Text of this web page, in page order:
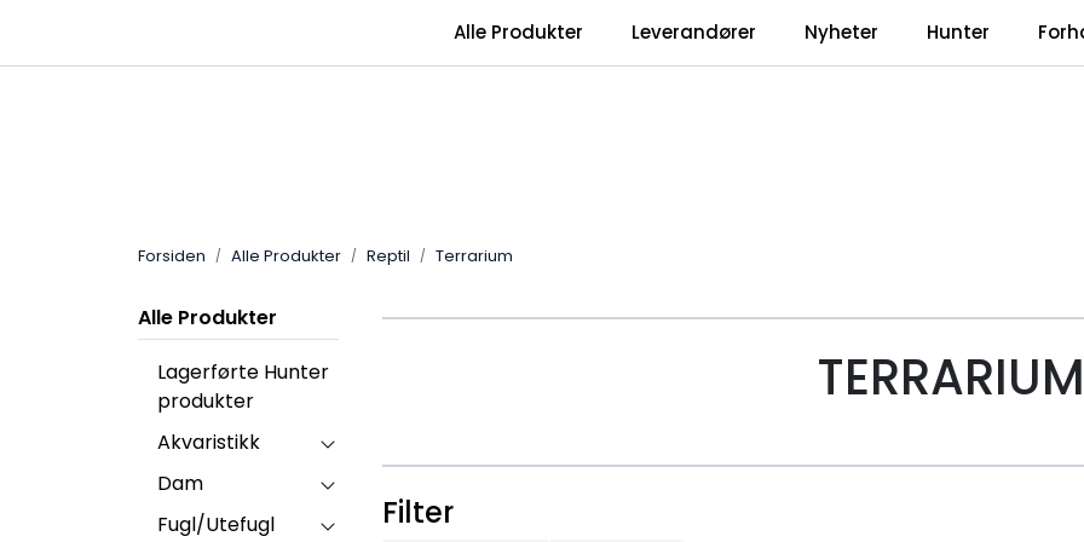
Alle Produkter Leverandører Nyheter Hunter
Forsiden Alle Produkter Reptil Terrarium
Alle Produkter
Lagerførte Hunter
produkter
Akvaristikk
Dam
Fugl/Utefugl
TERRARIUM
Filter